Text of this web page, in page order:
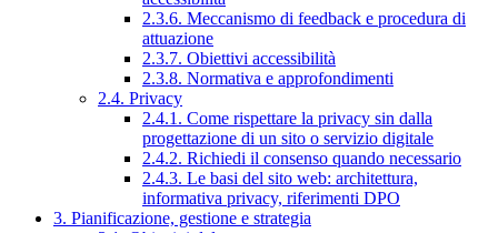
2.3.6. Meccanismo di feedback e procedura di
attuazione
2.3.7. Obiettivi accessibilità
2.3.8. Normativa e approfondimenti
2.4. Privacy
2.4.1. Come rispettare la privacy sin dalla
progettazione di un sito o servizio digitale
2.4.2. Richiedi il consenso quando necessario
2.4.3. Le basi del sito web: architettura,
informativa privacy, riferimenti DPO
3. Pianificazione, gestione e strategia